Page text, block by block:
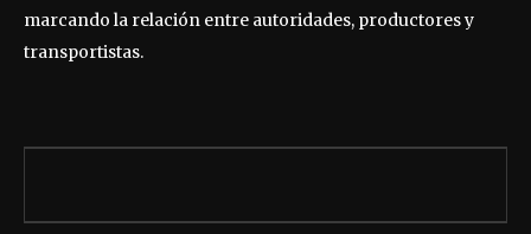
marcando la relación entre autoridades, productores y
transportistas.